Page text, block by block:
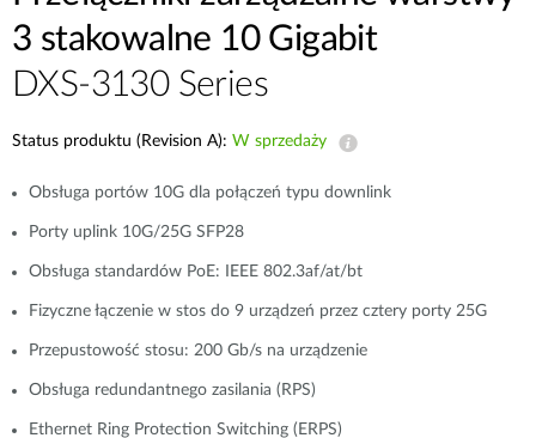
3 stakowalne 10 Gigabit
DXS-3130 Series
Status produktu (Revision A): W sprzedaży
Obsługa portów 10G dla połączeń typu downlink
Porty uplink 10G/25G SFP28
Obsługa standardów PoE: IEEE 802.3af/at/bt
Fizyczne łączenie w stos do 9 urządzeń przez cztery porty 25G
Przepustowość stosu: 200 Gb/s na urządzenie
Obsługa redundantnego zasilania (RPS)
Ethernet Ring Protection Switching (ERPS)